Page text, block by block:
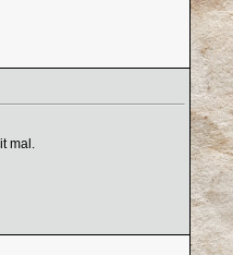
mal.